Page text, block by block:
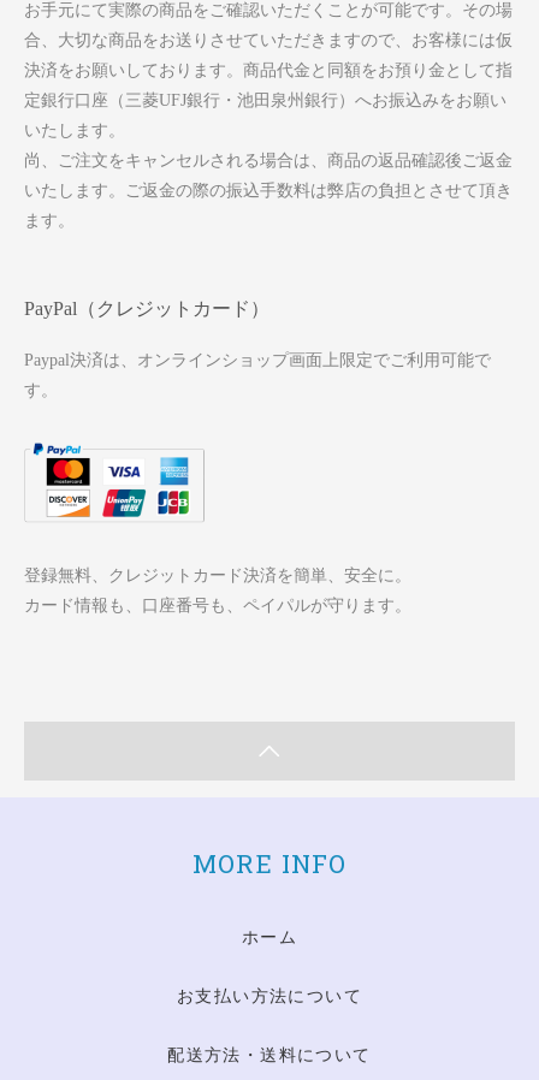
お手元にて実際の商品をご確認いただくことが可能です。その場
合、大切な商品をお送りさせていただきますので、お客様には仮
決済をお願いしております。商品代金と同額をお預り金として指
定銀行口座（三菱UFJ銀行・池田泉州銀行）へお振込みをお願い
いたします。
尚、ご注文をキャンセルされる場合は、商品の返品確認後ご返金
いたします。ご返金の際の振込手数料は弊店の負担とさせて頂き
ます。
PayPal（クレジットカード）
Paypal決済は、オンラインショップ画面上限定でご利用可能で
す。
登録無料、クレジットカード決済を簡単、安全に。
カード情報も、口座番号も、ペイパルが守ります。
MORE INFO
ホーム
お支払い方法について
配送方法・送料について